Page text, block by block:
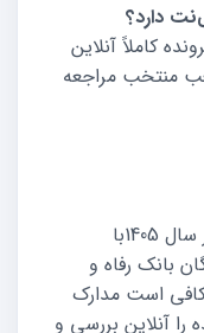
دارد؟
کاملاً آنلاین
منتخب مراجعه
دریافت سهام عدالت فرد فوت شده در سال 1405با
بانک رفاه و
است مدارک
را آنلاین بررسی و